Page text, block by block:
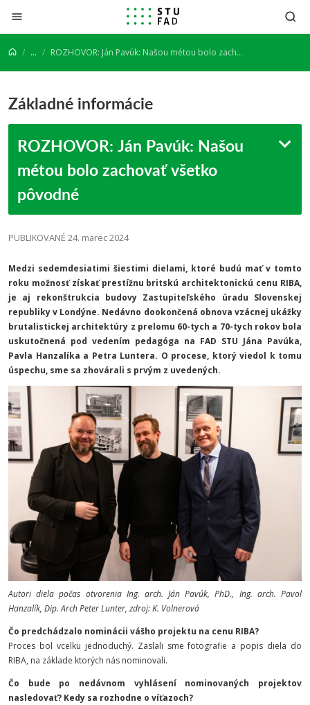
Prejsť na obsah
... ROZHOVOR: Ján Pavúk: Našou métou bolo zachovať všetko pôvodné
Základné informácie
ROZHOVOR: Ján Pavúk: Našou
métou bolo zachovať všetko
pôvodné
PUBLIKOVANÉ 24. marec 2024
Medzi sedemdesiatimi šiestimi dielami, ktoré budú mať v tomto
roku možnosť získať prestížnu britskú architektonickú cenu RIBA,
je aj rekonštrukcia budovy Zastupiteľského úradu Slovenskej
republiky v Londýne. Nedávno dookončená obnova vzácnej ukážky
brutalistickej architektúry z prelomu 60-tych a 70-tych rokov bola
uskutočnená pod vedením pedagóga na FAD STU Jána Pavúka,
Pavla Hanzalíka a Petra Luntera. O procese, ktorý viedol k tomu
úspechu, sme sa zhovárali s prvým z uvedených.
Autori diela počas otvorenia Ing. arch. Ján Pavúk, PhD., Ing. arch. Pavol
Hanzalík, Dip. Arch Peter Lunter, zdroj: K. Volnerová
Čo predchádzalo nominácii vášho projektu na cenu RIBA?
Proces bol vcelku jednoduchý. Zaslali sme fotografie a popis diela do
RIBA, na základe ktorých nás nominovali.
Čo bude po nedávnom vyhlásení nominovaných projektov
nasledovať? Kedy sa rozhodne o víťazoch?